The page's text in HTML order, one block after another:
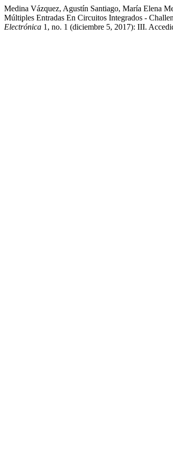
Medina Vázquez, Agustín Santiago, María Elena
Múltiples Entradas En Circuitos Integrados -
Electrónica 1, no. 1 (diciembre 5, 2017): III.